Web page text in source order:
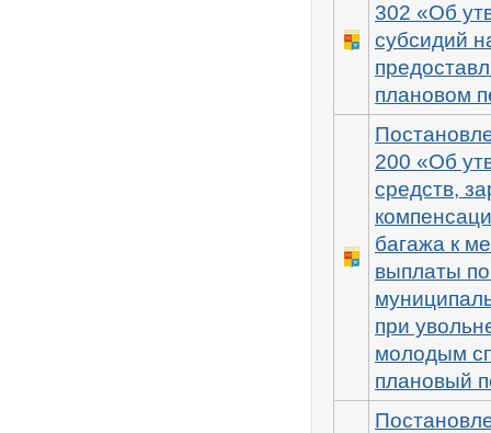
302 «Об
субсидий
плановом
200 «Об
средств,
багажа к
выплаты
при
молодым
плановый